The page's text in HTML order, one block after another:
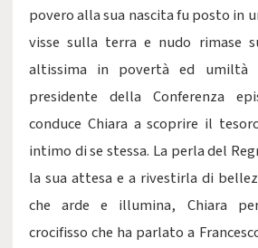
povero alla sua nascita fu posto in
visse sulla terra e nudo rimase
altissima in povertà ed
presidente della Conferenza
conduce Chiara a scoprire il
intimo di se stessa. La perla del
la sua attesa e a rivestirla di
che arde e illumina, Chiara
crocifisso che ha parlato a